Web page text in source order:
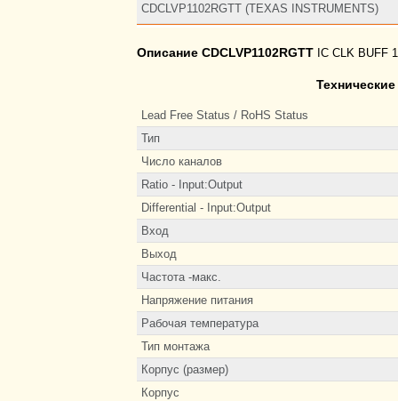
CDCLVP1102RGTT (TEXAS INSTRUMENTS)
Описание CDCLVP1102RGTT IC CLK BUFF
Технические
Lead Free Status / RoHS Status
Тип
Число каналов
Ratio - Input:Output
Differential - Input:Output
Вход
Выход
Частота -макс.
Напряжение питания
Рабочая температура
Тип монтажа
Корпус (размер)
Корпус